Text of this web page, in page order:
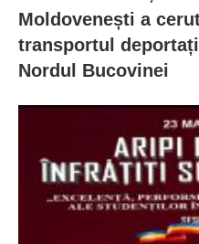
Moldovenești a
transportul
Nordul Bucovinei